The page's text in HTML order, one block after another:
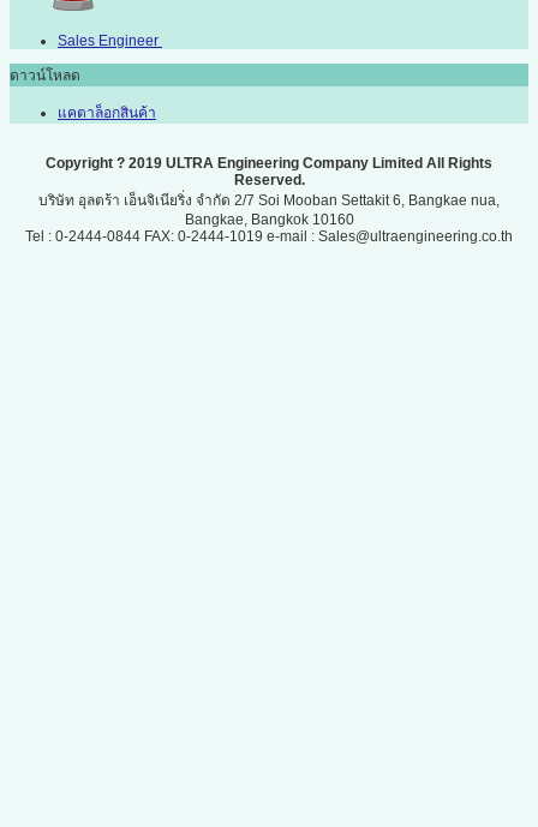
Sales Engineer
ดาวน์โหลด
แคตาล็อกสินค้า
Copyright ? 2019 ULTRA Engineering Company Limited All Rights
Reserved.
บริษัท อุลตร้า เอ็นจิเนียริ่ง จำกัด 2/7 Soi Mooban Settakit 6, Bangkae nua,
Bangkae, Bangkok 10160
Tel : 0-2444-0844 FAX: 0-2444-1019 e-mail : Sales@ultraengineering.co.th